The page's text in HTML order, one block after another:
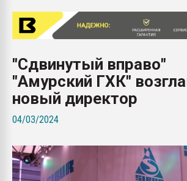
"Сдвинутый вправо"
"Амурский ГХК"
новый директор
04/03/2024